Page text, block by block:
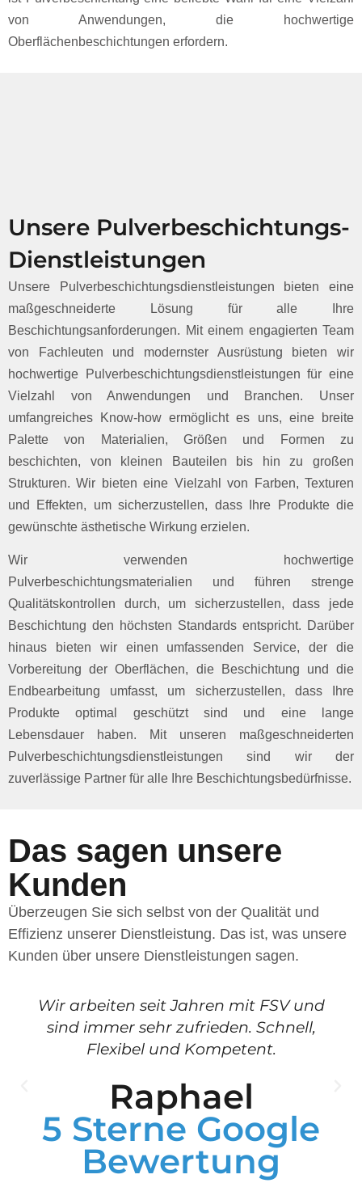
von Anwendungen, die hochwertige
Oberflächenbeschichtungen erfordern.
Unsere Pulverbeschichtungs-
Dienstleistungen
Unsere Pulverbeschichtungsdienstleistungen bieten eine
maßgeschneiderte Lösung für alle Ihre
Beschichtungsanforderungen. Mit einem engagierten Team
von Fachleuten und modernster Ausrüstung bieten wir
hochwertige Pulverbeschichtungsdienstleistungen für eine
Vielzahl von Anwendungen und Branchen. Unser
umfangreiches Know-how ermöglicht es uns, eine breite
Palette von Materialien, Größen und Formen zu
beschichten, von kleinen Bauteilen bis hin zu großen
Strukturen. Wir bieten eine Vielzahl von Farben, Texturen
und Effekten, um sicherzustellen, dass Ihre Produkte die
gewünschte ästhetische Wirkung erzielen.
Wir verwenden hochwertige
Pulverbeschichtungsmaterialien und führen strenge
Qualitätskontrollen durch, um sicherzustellen, dass jede
Beschichtung den höchsten Standards entspricht. Darüber
hinaus bieten wir einen umfassenden Service, der die
Vorbereitung der Oberflächen, die Beschichtung und die
Endbearbeitung umfasst, um sicherzustellen, dass Ihre
Produkte optimal geschützt sind und eine lange
Lebensdauer haben. Mit unseren maßgeschneiderten
Pulverbeschichtungsdienstleistungen sind wir der
zuverlässige Partner für alle Ihre Beschichtungsbedürfnisse.
Das sagen unsere
Kunden
Überzeugen Sie sich selbst von der Qualität und
Effizienz unserer Dienstleistung. Das ist, was unsere
Kunden über unsere Dienstleistungen sagen.
Wir arbeiten seit Jahren mit FSV und
sind immer sehr zufrieden. Schnell,
Flexibel und Kompetent.
Raphael
5 Sterne Google
Bewertung